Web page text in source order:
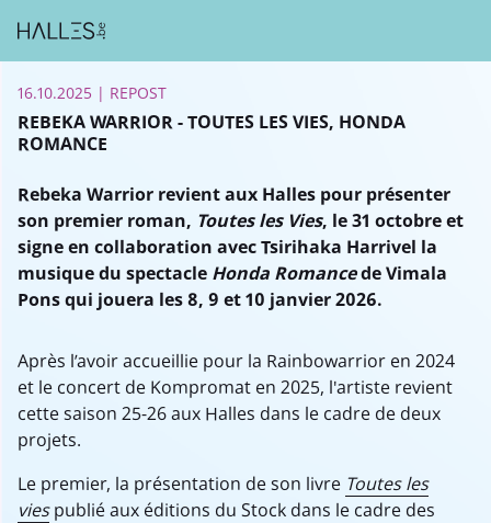
16.10.2025 | REPOST
REBEKA WARRIOR - TOUTES LES VIES, HONDA
ROMANCE
Rebeka Warrior revient aux Halles pour présenter
son premier roman, Toutes les Vies, le 31 octobre et
signe en collaboration avec Tsirihaka Harrivel la
musique du spectacle Honda Romancede Vimala
Pons qui jouera les 8, 9 et 10 janvier 2026.
Après l’avoir accueillie pour la Rainbowarrior en 2024
et le concert de Kompromat en 2025, l'artiste revient
cette saison 25-26 aux Halles dans le cadre de deux
projets.
Le premier, la présentation de son livre Toutes les
viespublié aux éditions du Stock dans le cadre des